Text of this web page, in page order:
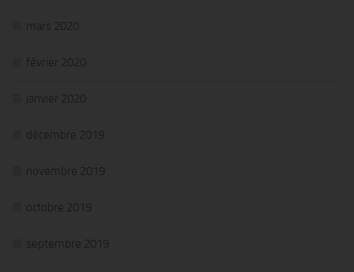
mars 2020
février 2020
janvier 2020
décembre 2019
novembre 2019
octobre 2019
septembre 2019